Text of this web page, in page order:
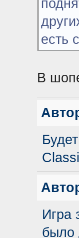
есть
В
Игра
было